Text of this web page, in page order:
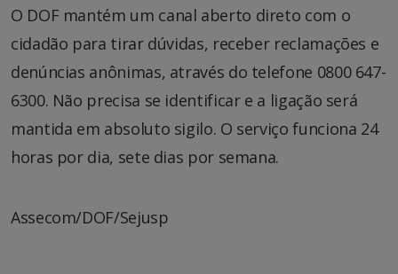
O DOF mantém um canal aberto direto com o
cidadão para tirar dúvidas, receber reclamações e
denúncias anônimas, através do telefone 0800 647-
6300. Não precisa se identificar e a ligação será
mantida em absoluto sigilo. O serviço funciona 24
horas por dia, sete dias por semana.
Assecom/DOF/Sejusp